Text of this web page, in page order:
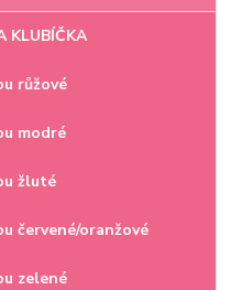
KLUBÍČKA
růžové
modré
žluté
červené/oranžové
zelené